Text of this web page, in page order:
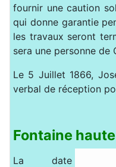
fournir une caution
qui donne garantie
les travaux seront
sera une personne de
Le 5 Juillet 1866,
verbal de réception
Fontaine
La date